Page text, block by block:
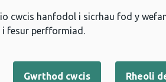
cwcis hanfodol i sicrhau fod y
i fesur perfformiad.
Gwrthod cwcis Rheoli